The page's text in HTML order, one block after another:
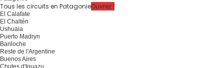
Tous les circuits en PatagonieOuvrez !
El Calafate
El Chaltén
Ushuaia
Puerto Madryn
Bariloche
Reste de l'Argentine
Buenos Aires
Chutes d'Iguazu